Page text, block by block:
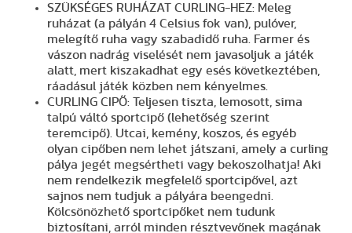
SZÜKSÉGES RUHÁZAT CURLING-HEZ: Meleg
ruházat (a pályán 4 Celsius fok van), pulóver,
melegítő ruha vagy szabadidő ruha. Farmer és
vászon nadrág viselését nem javasoljuk a játék
alatt, mert kiszakadhat egy esés következtében,
ráadásul játék közben nem kényelmes.
CURLING CIPŐ: Teljesen tiszta, lemosott, sima
talpú váltó sportcipő (lehetőség szerint
teremcipő). Utcai, kemény, koszos, és egyéb
olyan cipőben nem lehet játszani, amely a curling
pálya jegét megsértheti vagy bekoszolhatja! Aki
nem rendelkezik megfelelő sportcipővel, azt
sajnos nem tudjuk a pályára beengedni.
Kölcsönözhető sportcipőket nem tudunk
biztosítani, arról minden résztvevőnek magának